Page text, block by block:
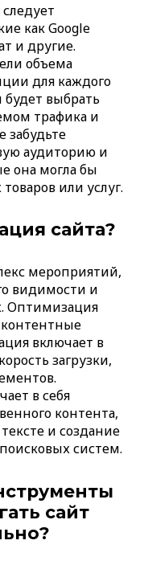
как Google
и другие.
объема
для каждого
выбрать
трафика и
забудьте
аудиторию и
она могла бы
или услуг.
сайта?
мероприятий,
видимости и
Оптимизация
контентные
включает в
загрузки,
в себя
контента,
и создание
систем.
сайт